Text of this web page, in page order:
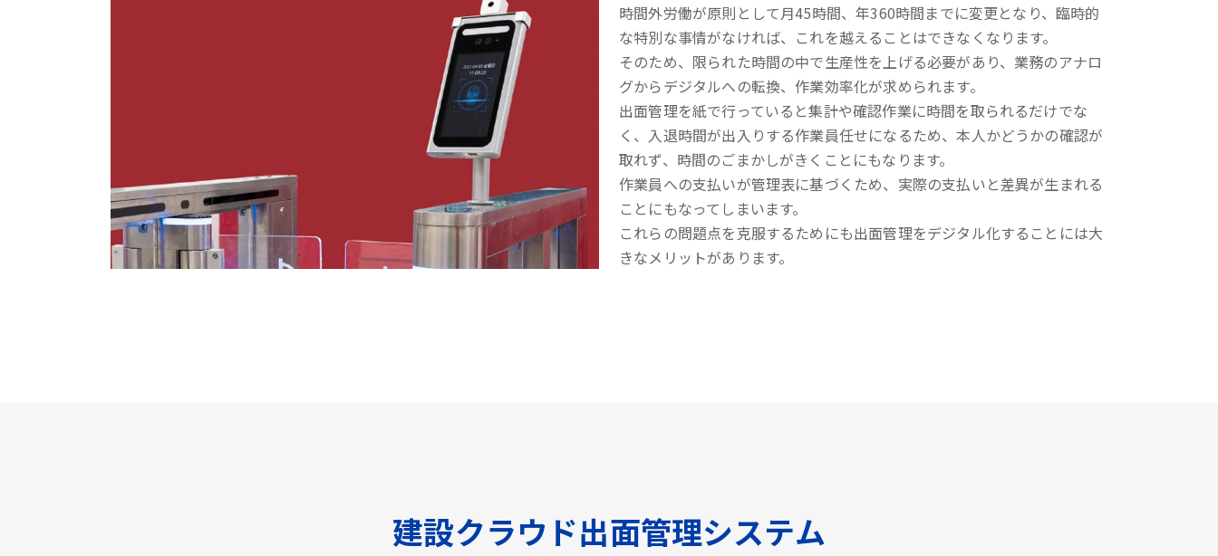
時間外労働が原則として月45時間、年360時間までに変更となり、臨時的
な特別な事情がなければ、これを越えることはできなくなります。
そのため、限られた時間の中で生産性を上げる必要があり、業務のアナロ
グからデジタルへの転換、作業効率化が求められます。
出面管理を紙で行っていると集計や確認作業に時間を取られるだけでな
く、入退時間が出入りする作業員任せになるため、本人かどうかの確認が
取れず、時間のごまかしがきくことにもなります。
作業員への支払いが管理表に基づくため、実際の支払いと差異が生まれる
ことにもなってしまいます。
これらの問題点を克服するためにも出面管理をデジタル化することには大
きなメリットがあります。
建設クラウド出面管理システム